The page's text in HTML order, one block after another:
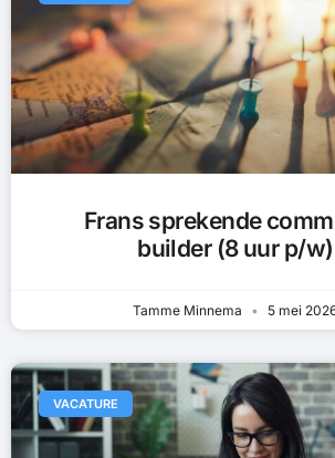
Frans sprekende
builder (8 uur p/w)
Tamme Minnema 5 mei
VACATURE